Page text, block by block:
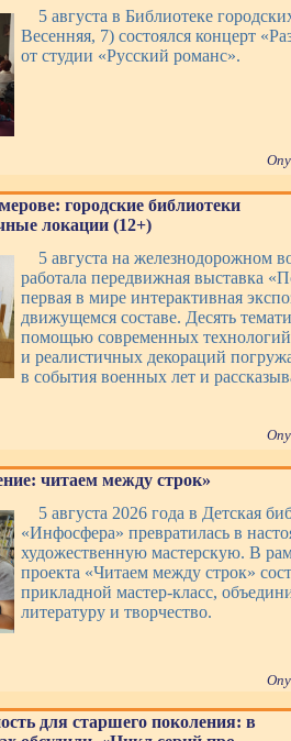
5 августа в Библиотеке
Весенняя, 7) состоялся концерт
от студии «Русский романс».
городские библиотеки
локации (12+)
5 августа на железнодорожном
работала передвижная выставка
первая в мире интерактивная
движущемся составе. Десять
помощью современных
и реалистичных декораций
в события военных лет и
читаем между строк»
5 августа 2026 года в Детская
«Инфосфера» превратилась в
художественную мастерскую. В
проекта «Читаем между строк»
прикладной мастер-класс,
литературу и творчество.
для старшего поколения: в